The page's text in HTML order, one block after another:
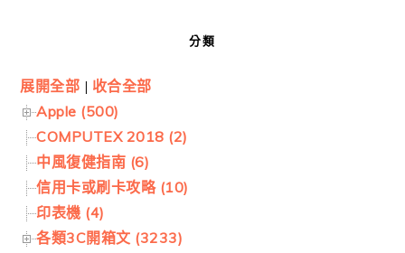
分類
展開全部 | 收合全部
Apple (500)
COMPUTEX 2018 (2)
中風復健指南 (6)
信用卡或刷卡攻略 (10)
印表機 (4)
各類3C開箱文 (3233)